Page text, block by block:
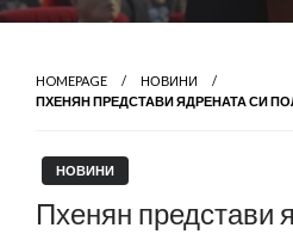
HOMEPAGE
НОВИНИ
ПХЕНЯН ПРЕДСТАВИ ЯДРЕНАТА СИ
НОВИНИ
Пхенян представи